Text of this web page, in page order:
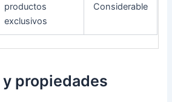
productos
exclusivos
Considerable
propiedades